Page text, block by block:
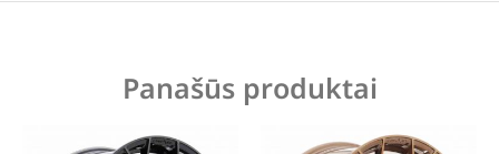
Panašūs produktai